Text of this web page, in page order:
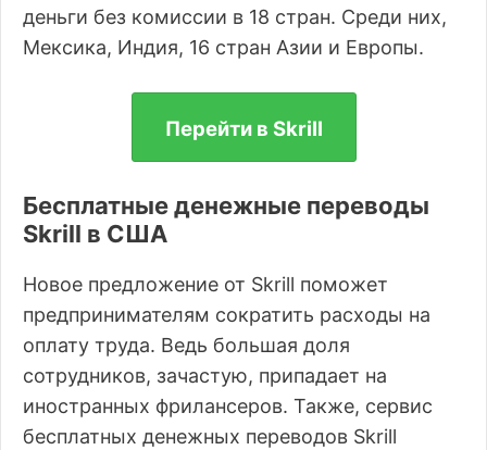
деньги без комиссии в 18 стран. Среди них,
Мексика, Индия, 16 стран Азии и Европы.
Перейти в Skrill
Бесплатные денежные переводы
Skrill в США
Новое предложение от Skrill поможет
предпринимателям сократить расходы на
оплату труда. Ведь большая доля
сотрудников, зачастую, припадает на
иностранных фрилансеров. Также, сервис
бесплатных денежных переводов Skrill